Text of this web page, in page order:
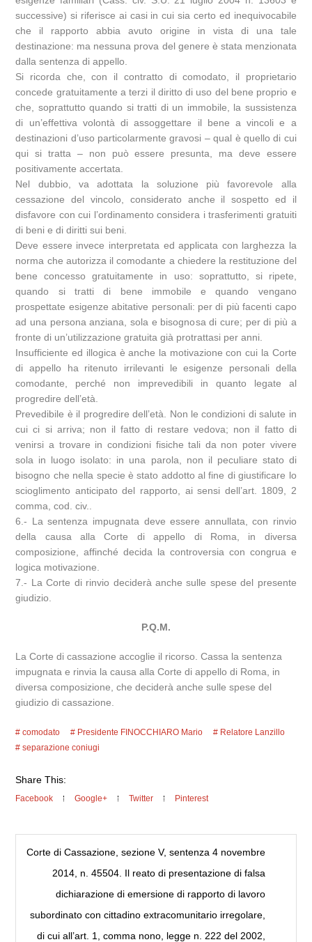
successive) si riferisce ai casi in cui sia certo ed inequivocabile
che il rapporto abbia avuto origine in vista di una tale
destinazione: ma nessuna prova del genere è stata menzionata
dalla sentenza di appello.
Si ricorda che, con il contratto di comodato, il proprietario
concede gratuitamente a terzi il diritto di uso del bene proprio e
che, soprattutto quando si tratti di un immobile, la sussistenza
di un’effettiva volontà di assoggettare il bene a vincoli e a
destinazioni d’uso particolarmente gravosi – qual è quello di cui
qui si tratta – non può essere presunta, ma deve essere
positivamente accertata.
Nel dubbio, va adottata la soluzione più favorevole alla
cessazione del vincolo, considerato anche il sospetto ed il
disfavore con cui l’ordinamento considera i trasferimenti gratuiti
di beni e di diritti sui beni.
Deve essere invece interpretata ed applicata con larghezza la
norma che autorizza il comodante a chiedere la restituzione del
bene concesso gratuitamente in uso: soprattutto, si ripete,
quando si tratti di bene immobile e quando vengano
prospettate esigenze abitative personali: per di più facenti capo
ad una persona anziana, sola e bisognosa di cure; per di più a
fronte di un’utilizzazione gratuita già protrattasi per anni.
Insufficiente ed illogica è anche la motivazione con cui la Corte
di appello ha ritenuto irrilevanti le esigenze personali della
comodante, perché non imprevedibili in quanto legate al
progredire dell’età.
Prevedibile è il progredire dell’età. Non le condizioni di salute in
cui ci si arriva; non il fatto di restare vedova; non il fatto di
venirsi a trovare in condizioni fisiche tali da non poter vivere
sola in luogo isolato: in una parola, non il peculiare stato di
bisogno che nella specie è stato addotto al fine di giustificare lo
scioglimento anticipato del rapporto, ai sensi dell’art. 1809, 2
comma, cod. civ..
6.- La sentenza impugnata deve essere annullata, con rinvio
della causa alla Corte di appello di Roma, in diversa
composizione, affinché decida la controversia con congrua e
logica motivazione.
7.- La Corte di rinvio deciderà anche sulle spese del presente
giudizio.
P.Q.M.
La Corte di cassazione accoglie il ricorso. Cassa la sentenza
impugnata e rinvia la causa alla Corte di appello di Roma, in
diversa composizione, che deciderà anche sulle spese del
giudizio di cassazione.
comodato Presidente FINOCCHIARO Mario
Relatore Lanzillo
separazione coniugi
Share This:
Facebook Google+ Twitter Pinterest
Corte di Cassazione, sezione V, sentenza 4 novembre
2014, n. 45504. Il reato di presentazione di falsa
dichiarazione di emersione di rapporto di lavoro
subordinato con cittadino extracomunitario irregolare,
di cui all’art. 1, comma nono, legge n. 222 del 2002,